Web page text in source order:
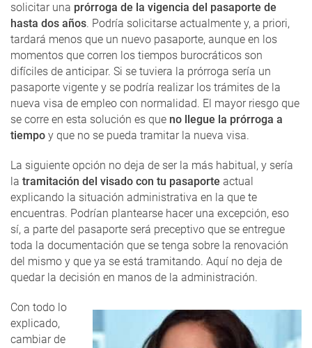
solicitar una prórroga de la vigencia del pasaporte de
hasta dos años. Podría solicitarse actualmente y, a priori,
tardará menos que un nuevo pasaporte, aunque en los
momentos que corren los tiempos burocráticos son
difíciles de anticipar. Si se tuviera la prórroga sería un
pasaporte vigente y se podría realizar los trámites de la
nueva visa de empleo con normalidad. El mayor riesgo que
se corre en esta solución es que no llegue la prórroga a
tiempo y que no se pueda tramitar la nueva visa.
La siguiente opción no deja de ser la más habitual, y sería
la tramitación del visado con tu pasaporte actual
explicando la situación administrativa en la que te
encuentras. Podrían plantearse hacer una excepción, eso
sí, a parte del pasaporte será preceptivo que se entregue
toda la documentación que se tenga sobre la renovación
del mismo y que ya se está tramitando. Aquí no deja de
quedar la decisión en manos de la administración.
Con todo lo
explicado,
cambiar de